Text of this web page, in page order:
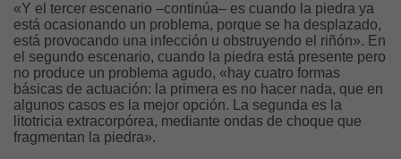
«Y el tercer escenario –continúa– es cuando la piedra ya
está ocasionando un problema, porque se ha desplazado,
está provocando una infección u obstruyendo el riñón». En
el segundo escenario, cuando la piedra está presente pero
no produce un problema agudo, «hay cuatro formas
básicas de actuación: la primera es no hacer nada, que en
algunos casos es la mejor opción. La segunda es la
litotricia extracorpórea, mediante ondas de choque que
fragmentan la piedra».